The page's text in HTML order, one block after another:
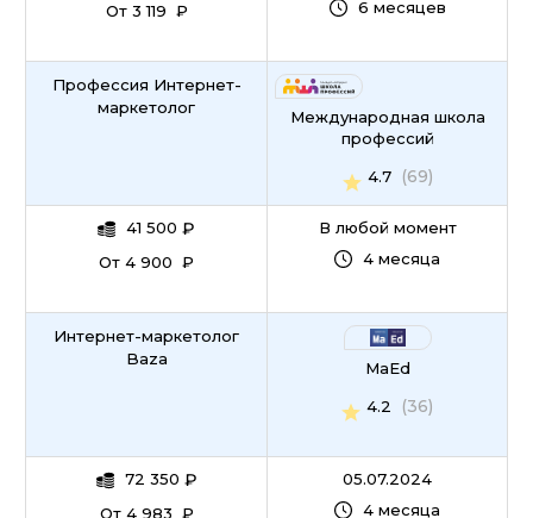
От 3 119 ₽
6 месяцев
Профессия Интернет-
маркетолог
41 500 ₽
От 4 900 ₽
Международная школа
профессий
4.7
(69)
В любой момент
4 месяца
Интернет-маркетолог
Baza
72 350 ₽
От 4 983 ₽
MaEd
4.2
(36)
05.07.2024
4 месяца